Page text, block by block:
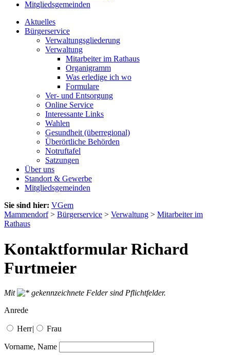
Mitgliedsgemeinden
Aktuelles
Bürgerservice
Verwaltungsgliederung
Verwaltung
Mitarbeiter im Rathaus
Organigramm
Was erledige ich wo
Formulare
Ver- und Entsorgung
Online Service
Interessante Links
Wahlen
Gesundheit (überregional)
Überörtliche Behörden
Notruftafel
Satzungen
Über uns
Standort & Gewerbe
Mitgliedsgemeinden
Sie sind hier: VGem
Mammendorf> Bürgerservice > Verwaltung > Mitarbeiter im
Rathaus
Kontaktformular Richard
Furtmeier
Mit
gekennzeichnete Felder sind Pflichtfelder.
Anrede
Herr| Frau
Vorname, Name